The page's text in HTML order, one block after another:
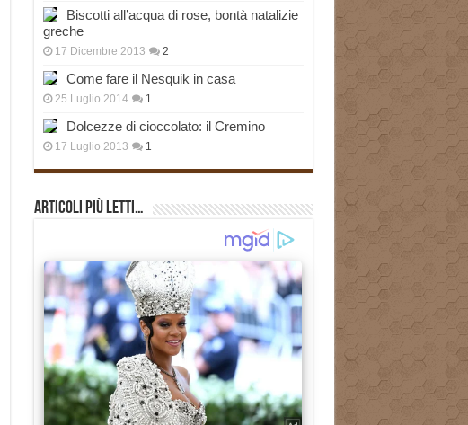
Biscotti all’acqua di rose, bontà natalizie
greche
17 Dicembre 2013 2
Come fare il Nesquik in casa
25 Luglio 2014 1
Dolcezze di cioccolato: il Cremino
17 Luglio 2013 1
Articoli più Letti…